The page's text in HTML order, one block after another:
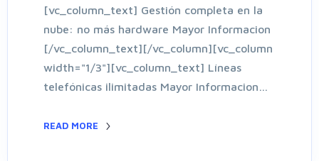
[vc_column_text] Gestión completa en la
nube: no más hardware Mayor Informacion
[/vc_column_text][/vc_column][vc_column
width="1/3"][vc_column_text] Líneas
telefónicas ilimitadas Mayor Informacion…
READ MORE